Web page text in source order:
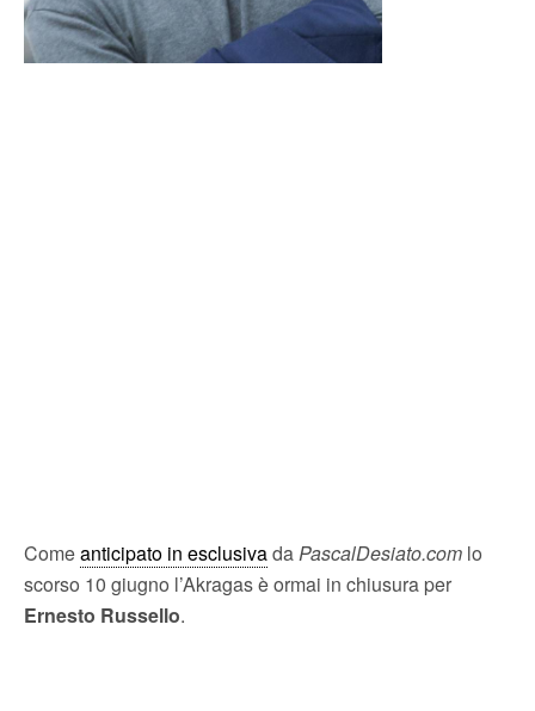
Comeanticipato in esclusivadaPascalDesiato.com lo
scorso 10 giugno l’Akragas è ormai in chiusura per
Ernesto Russello.